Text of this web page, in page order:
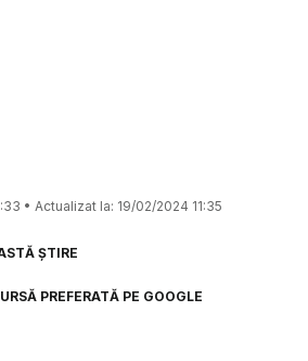
• Actualizat la: 19/02/2024 11:35
ȘTIRE
PREFERATĂ PE GOOGLE